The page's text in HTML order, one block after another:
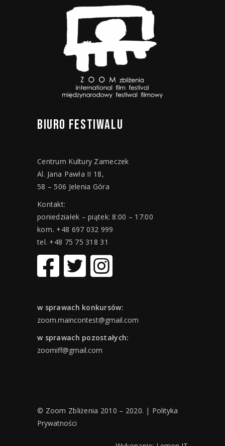
BIURO FESTIWALU
Centrum Kultury Zameczek
Al. Jana Pawła II 18,
58 – 506 Jelenia Góra
Kontakt:
poniedziałek – piątek: 8:00 – 17:00
kom. +48 697 032 999
tel. +48 75 75 318 31
w sprawach konkursów:
zoom.maincontest@gmail.com
w sprawach pozostałych:
zoomiff@gmail.com
© Zoom Zbliżenia 2010 – 2020. | Polityka
Prywatności